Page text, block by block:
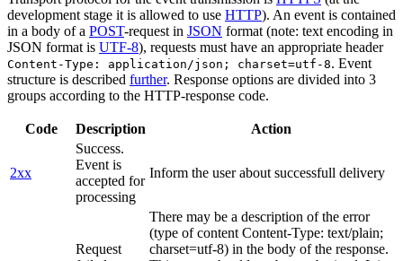
development stage it is allowed to use HTTP). An event is contained
in a body of a POST-request in JSON format (note: text encoding in
JSON format is UTF-8), requests must have an appropriate header
Content-Type: application/json; charset=utf-8. Event
structure is described further. Response options are divided into 3
groups according to the HTTP-response code.
Code Description Action
2xx
Success.
Event is
accepted for
processing
Inform the user about successfull delivery
Request
There may be a description of the error
(type of content Content-Type: text/plain;
charset=utf-8) in the body of the response.